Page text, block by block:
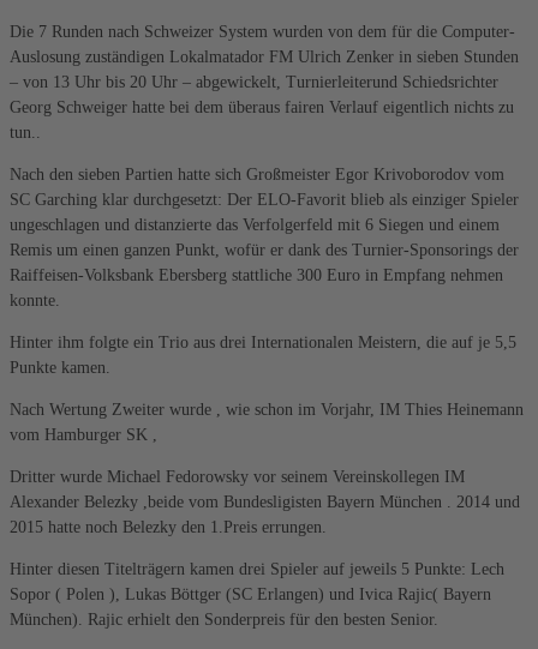
Die 7 Runden nach Schweizer System wurden von dem für die Computer-
Auslosung zuständigen Lokalmatador FM Ulrich Zenker in sieben Stunden
– von 13 Uhr bis 20 Uhr – abgewickelt, Turnierleiterund Schiedsrichter
Georg Schweiger hatte bei dem überaus fairen Verlauf eigentlich nichts zu
tun..
Nach den sieben Partien hatte sich Großmeister Egor Krivoborodov vom
SC Garching klar durchgesetzt: Der ELO-Favorit blieb als einziger Spieler
ungeschlagen und distanzierte das Verfolgerfeld mit 6 Siegen und einem
Remis um einen ganzen Punkt, wofür er dank des Turnier-Sponsorings der
Raiffeisen-Volksbank Ebersberg stattliche 300 Euro in Empfang nehmen
konnte.
Hinter ihm folgte ein Trio aus drei Internationalen Meistern, die auf je 5,5
Punkte kamen.
Nach Wertung Zweiter wurde , wie schon im Vorjahr, IM Thies Heinemann
vom Hamburger SK ,
Dritter wurde Michael Fedorowsky vor seinem Vereinskollegen IM
Alexander Belezky ,beide vom Bundesligisten Bayern München . 2014 und
2015 hatte noch Belezky den 1.Preis errungen.
Hinter diesen Titelträgern kamen drei Spieler auf jeweils 5 Punkte: Lech
Sopor ( Polen ), Lukas Böttger (SC Erlangen) und Ivica Rajic( Bayern
München). Rajic erhielt den Sonderpreis für den besten Senior.